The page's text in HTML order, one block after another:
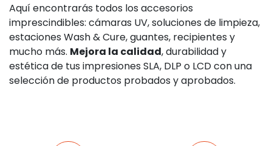
Aquí encontrarás todos los accesorios
imprescindibles: cámaras UV, soluciones de limpieza,
estaciones Wash & Cure, guantes, recipientes y
mucho más. Mejora la calidad, durabilidad y
estética de tus impresiones SLA, DLP o LCD con una
selección de productos probados y aprobados.